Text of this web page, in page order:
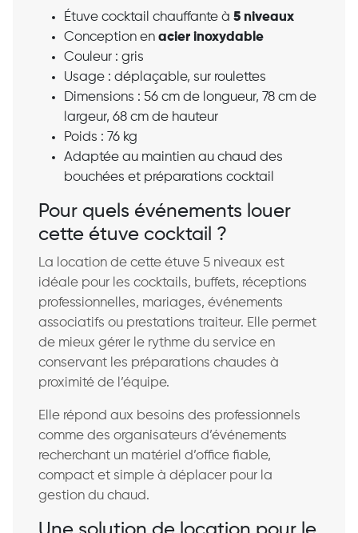
Étuve cocktail chauffante à 5 niveaux
Conception en acier inoxydable
Couleur : gris
Usage : déplaçable, sur roulettes
Dimensions : 56 cm de longueur, 78 cm de
largeur, 68 cm de hauteur
Poids : 76 kg
Adaptée au maintien au chaud des
bouchées et préparations cocktail
Pour quels événements louer
cette étuve cocktail ?
La location de cette étuve 5 niveaux est
idéale pour les cocktails, buffets, réceptions
professionnelles, mariages, événements
associatifs ou prestations traiteur. Elle permet
de mieux gérer le rythme du service en
conservant les préparations chaudes à
proximité de l’équipe.
Elle répond aux besoins des professionnels
comme des organisateurs d’événements
recherchant un matériel d’office fiable,
compact et simple à déplacer pour la
gestion du chaud.